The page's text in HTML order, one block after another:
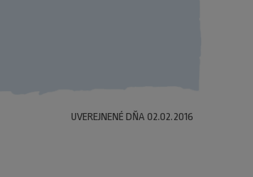
UVEREJNENÉ DŇA 02.02.2016